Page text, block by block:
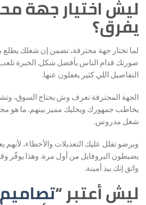
ليش اختيار جهة
يفرق؟
لما تختار جهة محترفة، تضمن إن شغلك
صورتك قدام الناس بأفضل شكل. الخبرة
التفاصيل اللي كثير يغفلون عنها.
الجهة المحترفة تعرف وش يحتاج السوق،
يخاطب جمهورك ويخليك مميز بينهم. ما هو
شغل مدروس.
وبرضو تقلل عليك التعديلات والأخطاء،
يضبطون البروفايل من أول مرة. وهذا يوفّر
واثق إنك بيد أمينة.
ليش أعتبر “تصاميم